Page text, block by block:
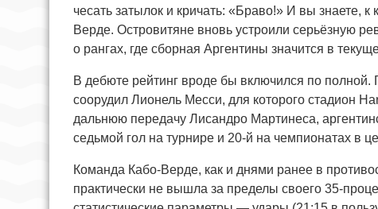
чесать затылок и кричать: «Браво!» И вы
Верде. Островитяне вновь устроили серьёзную
о рангах, где сборная Аргентины значится в
В дебюте рейтинг вроде бы включился по полной.
соорудил Лионель Месси, для которого стадион
дальнюю передачу Лисандро Мартинеса,
седьмой гол на турнире и 20-й на чемпионатах в
Команда Кабо-Верде, как и днями ранее в
практически не вышла за пределы своего 35-